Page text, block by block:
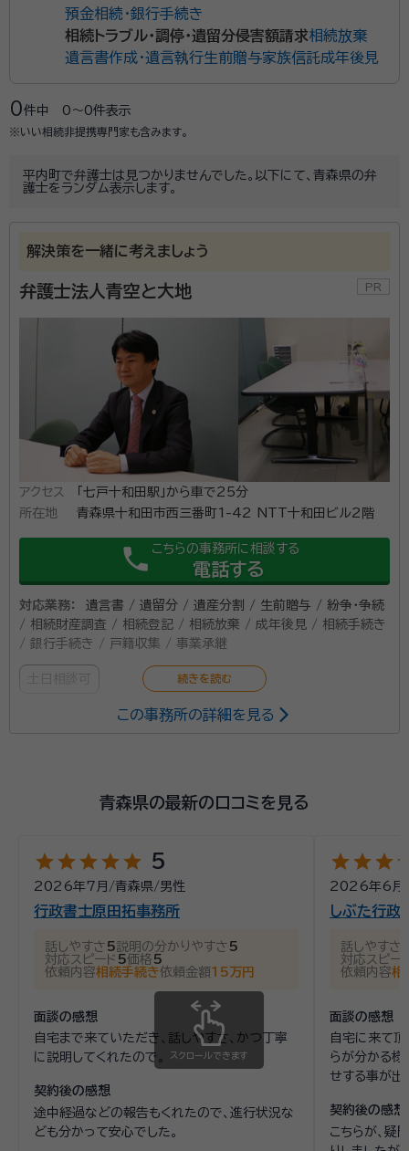
預金相続・銀行手続き
相続トラブル・調停・遺留分侵害額請求相続放棄
遺言書作成・遺言執行生前贈与家族信託成年後見
0件中 0〜0件表示
※いい相続非提携専門家も含みます。
平内町で弁護士は見つかりませんでした。以下にて、青森県の弁
護士をランダム表示します。
解決策を一緒に考えましょう
弁護士法人青空と大地
アクセス
「七戸十和田駅」から車で25分
所在地
青森県十和田市西三番町1-42 NTT十和田ビル2階
phone こちらの事務所に相談する
電話する
対応業務：
遺言書 / 遺留分 / 遺産分割 / 生前贈与 / 紛争・争続
/ 相続財産調査 / 相続登記 / 相続放棄 / 成年後見 / 相続手続き
/ 銀行手続き / 戸籍収集 / 事業承継
土日相談可
慶應義塾大学法学部卒業 民間企業（営業職、法務）勤務 司法書士
相談される方の悩みに耳を傾け、分かりやすく丁寧に説明するよ
う心掛けて参ります。 一緒に解決策を考えていきますので、お気
軽に、ご来所・ご相談ください。
資格等： 弁護士
所属団体：青森県弁護士会
この事務所の詳細を見る
青森県の最新の口コミを見る
starstarstarstarstar 5
2026年7月 /青森県/男性
行政書士原田拓事務所
話しやすさ 5説明の分かりやすさ 5
対応スピード 5価格 5
依頼内容相続手続き依頼金額15万円
面談の感想
自宅まで来ていただき、話しやすさ、かつ丁寧
に説明してくれたので。
契約後の感想
途中経過などの報告もくれたので、進行状況な
ども分かって安心でした。
starstarstar
2026年6月
しぶた行
話しやすさ
対応スピー
依頼内容相
面談の感想
自宅に来て頂
らが分かる様
せする事が出
契約後の感想
こちらが、疑
スクロールできます